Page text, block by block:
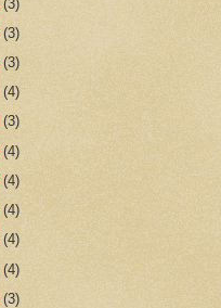
(3)
(3)
(3)
(4)
(3)
(4)
(4)
(4)
(4)
(4)
(3)